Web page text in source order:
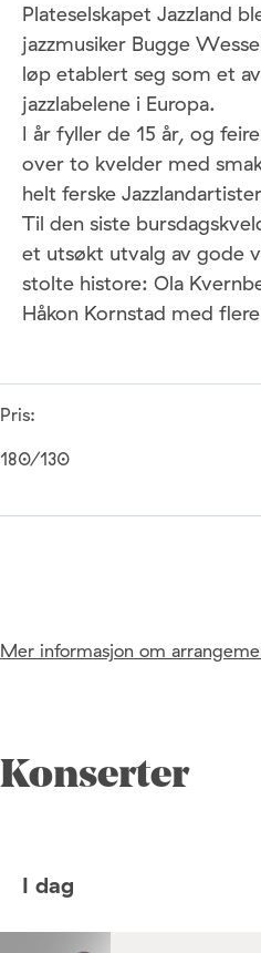
Plateselskapet Jazzland
jazzmusiker Bugge
løp etablert seg som et
jazzlabelene i Europa.
I år fyller de 15 år, og
over to kvelder med
helt ferske
Til den siste
et utsøkt utvalg av gode
stolte histore: Ola
Håkon Kornstad med
Pris:
180/130
Mer informasjon om
Konserter
I dag